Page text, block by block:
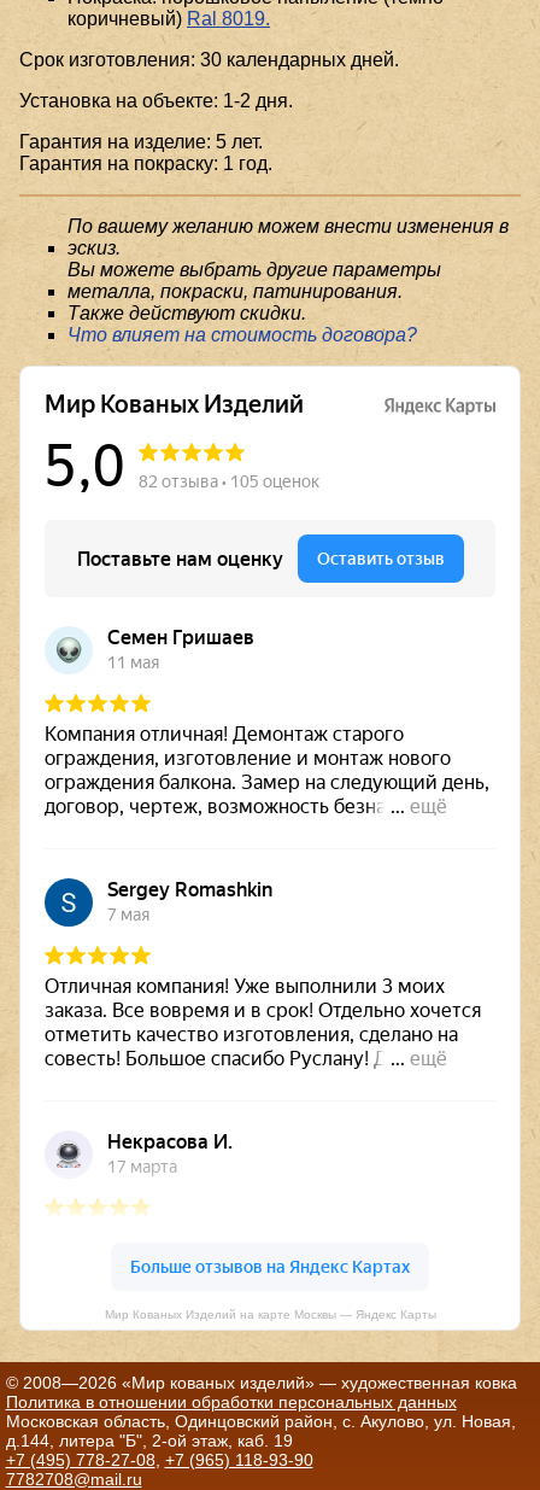
коричневый) Ral 8019.
Срок изготовления: 30 календарных дней.
Установка на объекте: 1-2 дня.
Гарантия на изделие: 5 лет.
Гарантия на покраску: 1 год.
По вашему желанию можем внести изменения в
эскиз.
Вы можете выбрать другие параметры
металла, покраски, патинирования.
Также действуют скидки.
Что влияет на стоимость договора?
Мир Кованых Изделий на карте Москвы — Яндекс Карты
© 2008—2026 «Мир кованых изделий» — художественная ковка
Политика в отношении обработки персональных данных
Московская область, Одинцовский район, с. Акулово, ул. Новая,
д.144, литера "Б", 2-ой этаж, каб. 19
+7 (495) 778-27-08, +7 (965) 118-93-90
7782708@mail.ru